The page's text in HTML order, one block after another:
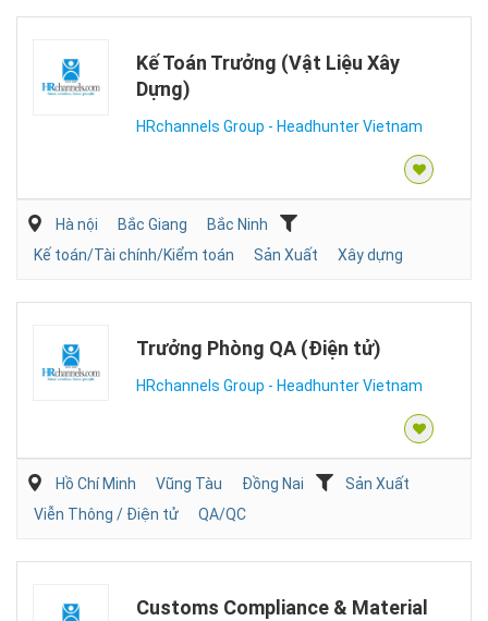
Kế Toán Trưởng (Vật Liệu Xây
Dựng)
HRchannels Group - Headhunter Vietnam
Hà nội Bắc Giang
Bắc Ninh
Kế toán/Tài chính/Kiểm toán
Sản Xuất Xây dựng
Trưởng Phòng QA (Điện tử)
HRchannels Group - Headhunter Vietnam
Hồ Chí Minh Vũng Tàu Đồng Nai
Sản Xuất
Viễn Thông / Điện tử
QA/QC
Customs Compliance & Material